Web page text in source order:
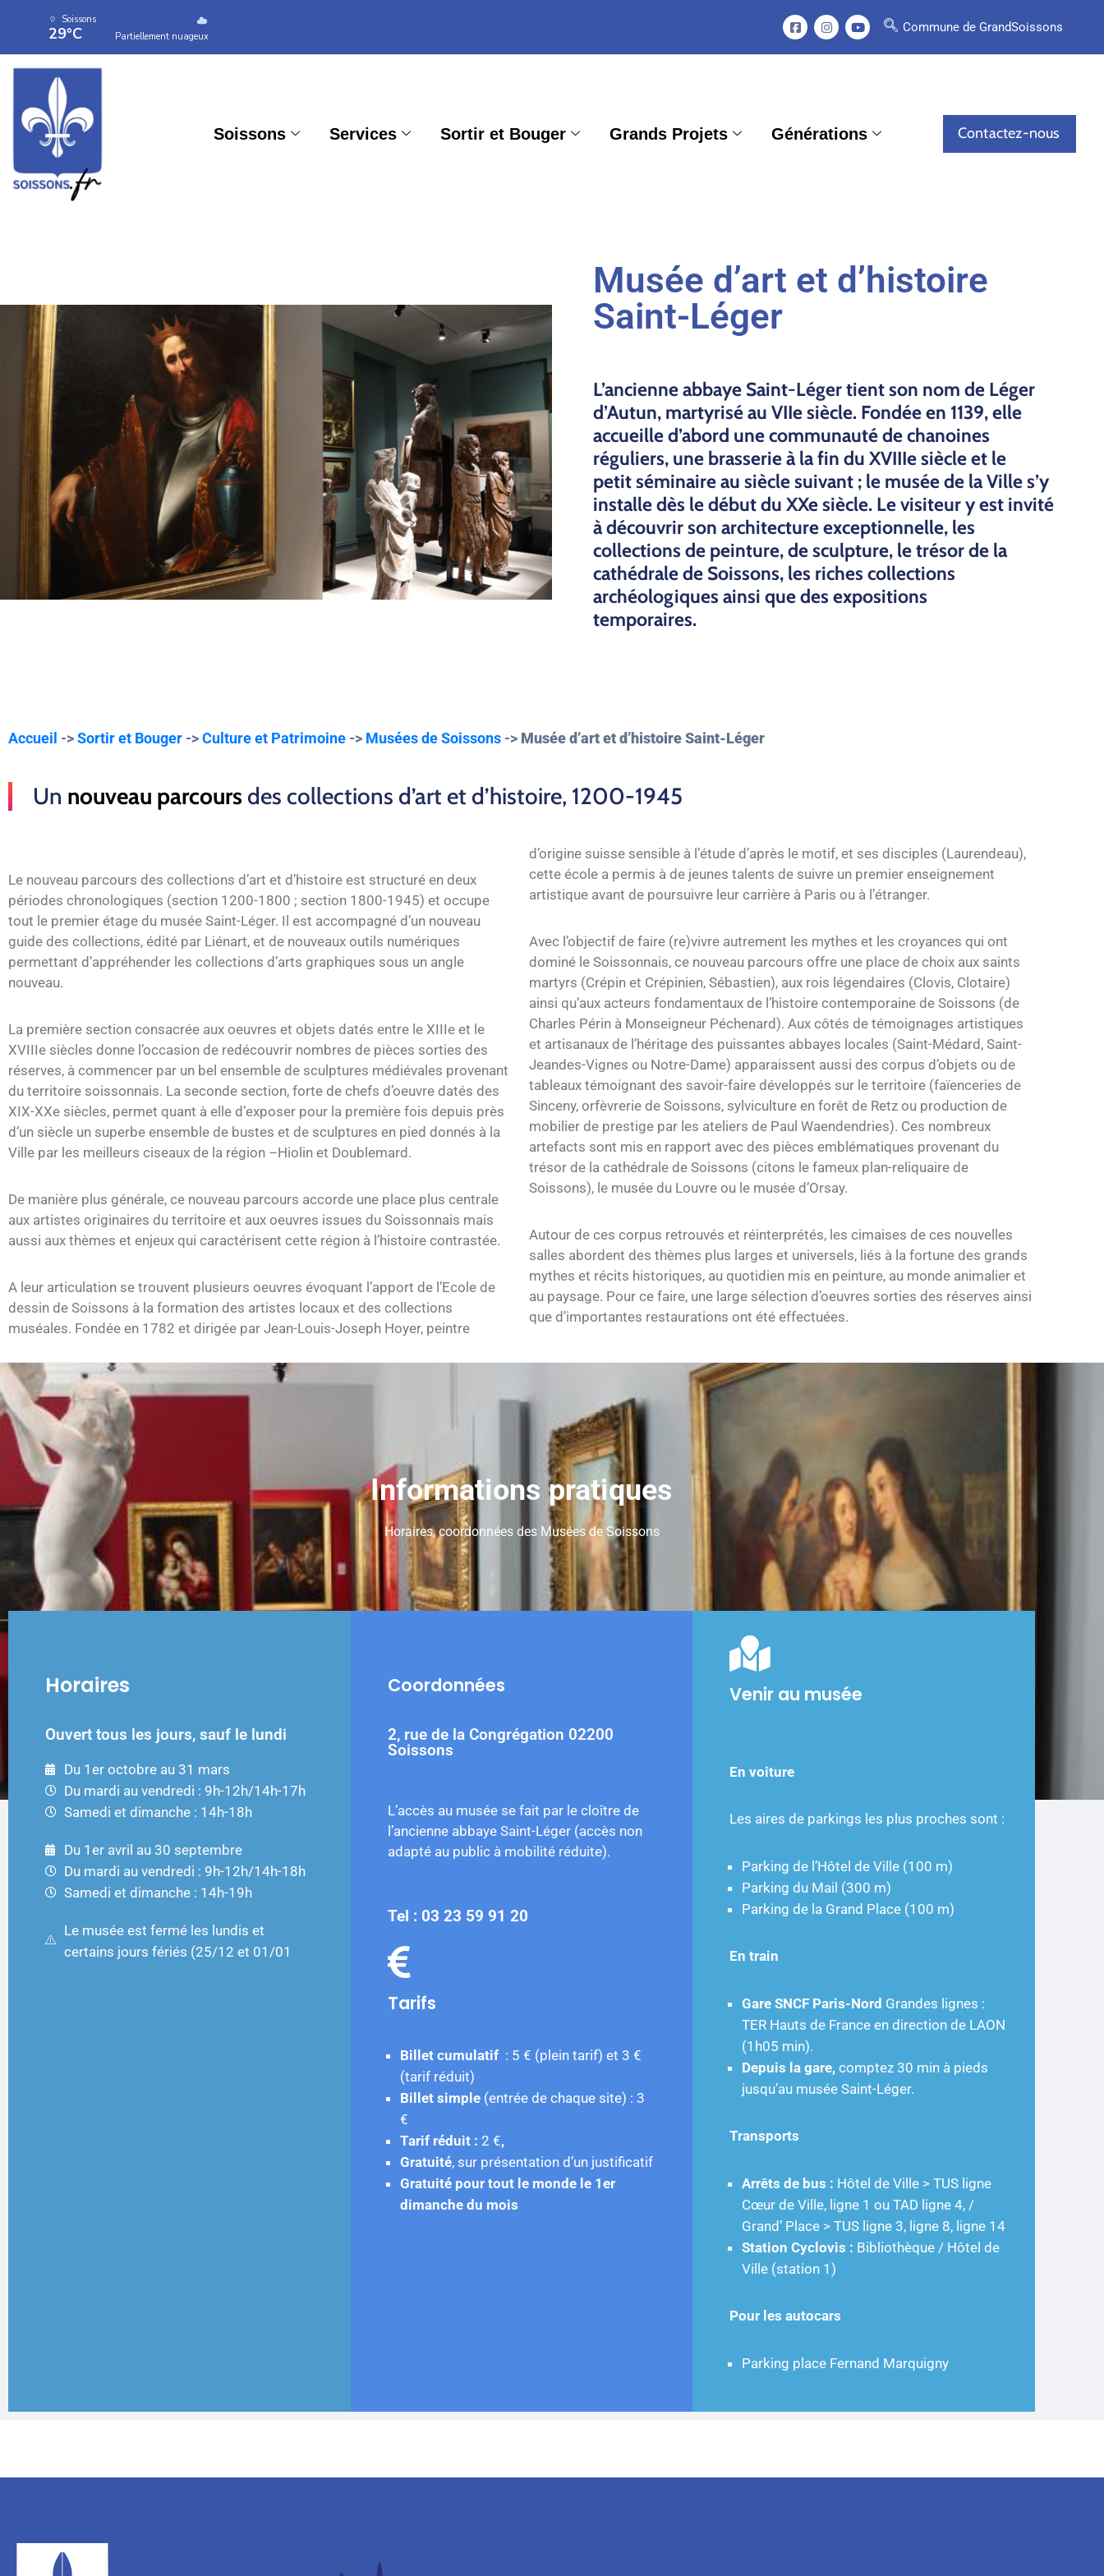
Soissons
29°C Partiellement nuageux
Commune de GrandSoissons
Soissons Services Sortir et Bouger Grands Projets Générations Contactez-nous
Musée d’art et d’histoire
Saint-Léger
L’ancienne abbaye Saint-Léger tient son nom de Léger
d’Autun, martyriséau VIIe siècle. Fondée en 1139, elle
accueille d’abord une communautéde chanoines
réguliers, une brasserie à la fin du XVIIIe siècle et le
petitséminaire au siècle suivant ; le musée de la Ville s’y
installe dès le début du XXe siècle. Le visiteur y est invité
à découvrir son architecture exceptionnelle, les
collections de peinture, de sculpture, le trésor de la
cathédrale de Soissons, les riches collections
archéologiques ainsi que des expositions
temporaires.
Accueil ->Sortir et Bouger ->Culture et Patrimoine -> Musées de Soissons -> Musée d’art et d’histoire Saint-Léger
Un nouveau parcours des collections d’art et d’histoire, 1200-1945
Le nouveau parcours des collections d’art et d’histoire est structuré en deux
périodes chronologiques (section 1200-1800 ; section 1800-1945) et occupe
tout le premier étage du musée Saint-Léger. Il est accompagné d’un nouveau
guide des collections, édité par Liénart, et de nouveaux outils numériques
permettant d’appréhender les collections d’arts graphiques sous un angle
nouveau.
La première section consacrée aux oeuvres et objets datés entre le XIIIe et le
XVIIIe siècles donne l’occasion de redécouvrir nombres de pièces sorties des
réserves, à commencer par un bel ensemble de sculptures médiévales provenant
du territoire soissonnais. La seconde section, forte de chefs d’oeuvre datés des
XIX-XXe siècles, permet quant à elle d’exposer pour la première fois depuis près
d’un siècle un superbe ensemble de bustes et de sculptures en pied donnés à la
Ville par les meilleurs ciseaux de la région –Hiolin et Doublemard.
De manière plus générale, ce nouveau parcours accorde une place plus centrale
aux artistes originaires du territoire et aux oeuvres issues du Soissonnais mais
aussi aux thèmes et enjeux qui caractérisent cette région à l’histoire contrastée.
A leur articulation se trouvent plusieurs oeuvres évoquant l’apport de l’Ecole de
dessin de Soissons à la formation des artistes locaux et des collections
muséales. Fondée en 1782 et dirigée par Jean-Louis-Joseph Hoyer, peintre
d’origine suisse sensible à l’étude d’après le motif, et ses disciples (Laurendeau),
cette école a permis à de jeunes talents de suivre un premier enseignement
artistique avant de poursuivre leur carrière à Paris ou à l’étranger.
Avec l’objectif de faire (re)vivre autrement les mythes et les croyances qui ont
dominé le Soissonnais, ce nouveau parcours offre une place de choix aux saints
martyrs (Crépin et Crépinien, Sébastien), aux rois légendaires (Clovis, Clotaire)
ainsi qu’aux acteurs fondamentaux de l’histoire contemporaine de Soissons (de
Charles Périn à Monseigneur Péchenard). Aux côtés de témoignages artistiques
et artisanaux de l’héritage des puissantes abbayes locales (Saint-Médard, Saint-
Jeandes-Vignes ou Notre-Dame) apparaissent aussi des corpus d’objets ou de
tableaux témoignant des savoir-faire développés sur le territoire (faïenceries de
Sinceny, orfèvrerie de Soissons, sylviculture en forêt de Retz ou production de
mobilier de prestige par les ateliers de Paul Waendendries). Ces nombreux
artefacts sont mis en rapport avec des pièces emblématiques provenant du
trésor de la cathédrale de Soissons (citons le fameux plan-reliquaire de
Soissons), le musée du Louvre ou le musée d’Orsay.
Autour de ces corpus retrouvés et réinterprétés, les cimaises de ces nouvelles
salles abordent des thèmes plus larges et universels, liés à la fortune des grands
mythes et récits historiques, au quotidien mis en peinture, au monde animalier et
au paysage. Pour ce faire, une large sélection d’oeuvres sorties des réserves ainsi
que d’importantes restaurations ont été effectuées.
Informations pratiques
Horaires, coordonnées des Musées de Soissons
Horaires
Ouvert tous les jours, sauf le lundi
Du 1er octobre au 31 mars
Du mardi au vendredi : 9h-12h/14h-17h
Samedi et dimanche : 14h-18h
Du 1er avril au 30 septembre
Du mardi au vendredi : 9h-12h/14h-18h
Samedi et dimanche : 14h-19h
Le musée est fermé les lundis et
certains jours fériés (25/12 et 01/01
Coordonnées
2, rue de la Congrégation 02200
Soissons
L’accès au musée se fait par le cloître de
l’ancienne abbaye Saint-Léger (accès non
adapté au public à mobilité réduite).
Tel : 03 23 59 91 20
Tarifs
Billet cumulatif: 5 € (plein tarif) et 3 €
(tarif réduit)
Billet simple(entrée de chaque site) : 3
€
Tarif réduit : 2 €,
Gratuité, sur présentation d’un justificatif
Gratuité pour tout le monde le 1er
dimanche du mois
Venir au musée
En voiture
Les aires de parkings les plus proches sont :
Parking de l’Hôtel de Ville (100 m)
Parking du Mail (300 m)
Parking de la Grand Place (100 m)
En train
Gare SNCF Paris-Nord Grandes lignes :
TER Hauts de France en direction de LAON
(1h05 min).
Depuis la gare, comptez 30 min à pieds
jusqu’au musée Saint-Léger.
Transports
Arrêts de bus : Hôtel de Ville > TUS ligne
Cœur de Ville, ligne 1 ou TAD ligne 4, /
Grand’ Place > TUS ligne 3, ligne 8, ligne 14
Station Cyclovis : Bibliothèque / Hôtel de
Ville (station 1)
Pour les autocars
Parking place Fernand Marquigny